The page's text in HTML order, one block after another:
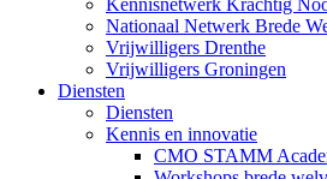
Kennisnetwerk Krachtig
Nationaal Netwerk Brede
Vrijwilligers Drenthe
Vrijwilligers Groningen
Diensten
Diensten
Kennis en innovatie
CMO STAMM